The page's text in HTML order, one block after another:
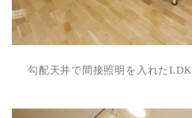
勾配天井で間接照明を入れたLDK